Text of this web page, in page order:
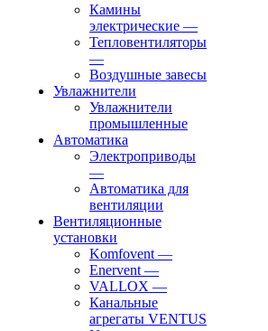
Камины
электрические —
Тепловентиляторы
—
Воздушные завесы
Увлажнители
Увлажнители
промышленные
Автоматика
Электроприводы
—
Автоматика для
вентиляции
Вентиляционные
установки
Komfovent —
Enervent —
VALLOX —
Канальные
агрегаты VENTUS